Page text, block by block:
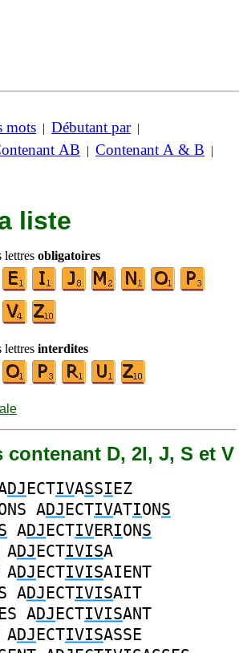
mots | Débutant par|
AB | Contenant A & B |
liste
lettres obligatoires
lettres interdites
contenant D, 2I, J, S et V
DJECTIVASSIEZ
ADJECTIVATIONS
ADJECTIVERIONS
ADJECTIVISA
ADJECTIVISAIENT
ADJECTIVISAIT
ADJECTIVISANT
ADJECTIVISASSE